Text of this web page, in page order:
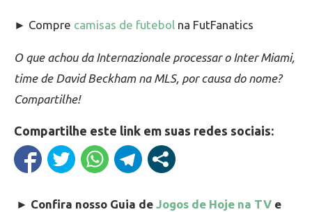
► Compre camisas de futebol na FutFanatics
O que achou da Internazionale processar o Inter Miami,
time de David Beckham na MLS, por causa do nome?
Compartilhe!
Compartilhe este link em suas redes sociais:
► Confira nosso Guia de Jogos de Hoje na TV e